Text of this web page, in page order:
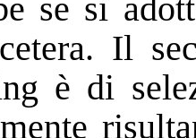
se si
Il
è di